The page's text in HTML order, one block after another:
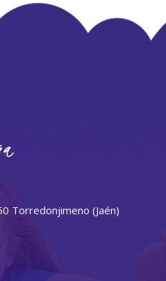
Torredonjimeno (Jaén)